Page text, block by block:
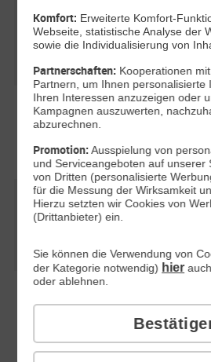
Flat Internet
80 GB, nach Verbrauch des
Datenvolumens mit max. 64
Freimonat auf die
ohne Smartphone mit 24
Freimonat auf die
Smartphone mit 24
ohne Smartphone mit 1
Komfort: Erweiterte Komfort-
Webseite, statistische Analyse der
sowie die Individualisierung von
Partnerschaften: Kooperationen
Partnern, um Ihnen personalisierte
Ihren Interessen anzuzeigen oder
Kampagnen auszuwerten,
abzurechnen.
Promotion:Ausspielung von
und Serviceangeboten auf unserer
von Dritten (personalisierte
für die Messung der Wirksamkeit
Hierzu setzten wir Cookies von
(Drittanbieter) ein.
Sie können die Verwendung von
der Kategorie notwendig) hier
oder ablehnen.